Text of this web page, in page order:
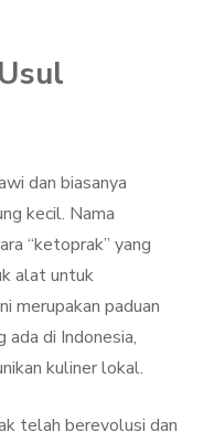
dan biasanya
kecil. Nama
“ketoprak” yang
alat untuk
merupakan paduan
ada di Indonesia,
kuliner lokal.
telah berevolusi dan